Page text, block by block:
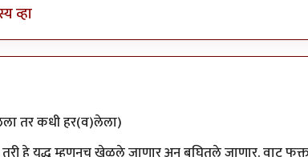
व्हा
तर कधी हर(व)लेला)